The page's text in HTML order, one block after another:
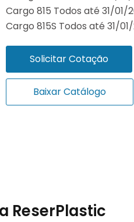
Cargo 815 Todos até 31/01/
Cargo 815S Todos até 31/
Solicitar Cotação
Baixar Catálogo
ReserPlastic